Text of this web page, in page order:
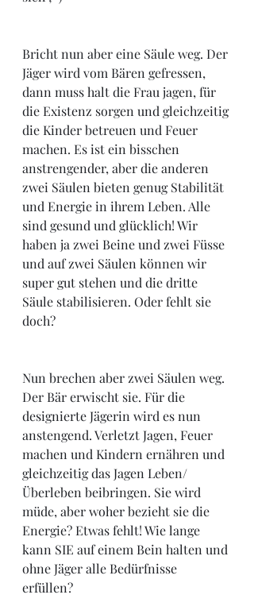
Bricht nun aber eine Säule weg. Der
Jäger wird vom Bären gefressen,
dann muss halt die Frau jagen, für
die Existenz sorgen und gleichzeitig
die Kinder betreuen und Feuer
machen. Es ist ein bisschen
anstrengender, aber die anderen
zwei Säulen bieten genug Stabilität
und Energie in ihrem Leben. Alle
sind gesund und glücklich! Wir
haben ja zwei Beine und zwei Füsse
und auf zwei Säulen können wir
super gut stehen und die dritte
Säule stabilisieren. Oder fehlt sie
doch?
Nun brechen aber zwei Säulen weg.
Der Bär erwischt sie. Für die
designierte Jägerin wird es nun
anstengend. Verletzt Jagen, Feuer
machen und Kindern ernähren und
gleichzeitig das Jagen Leben/
Überleben beibringen. Sie wird
müde, aber woher bezieht sie die
Energie? Etwas fehlt! Wie lange
kann SIE auf einem Bein halten und
ohne Jäger alle Bedürfnisse
erfüllen?